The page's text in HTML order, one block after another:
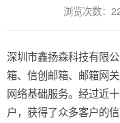
浏览次数：
深圳市鑫扬森科技有限
箱、信创邮箱、邮箱网
网络基础服务。经过近
户，获得了众多客户的信